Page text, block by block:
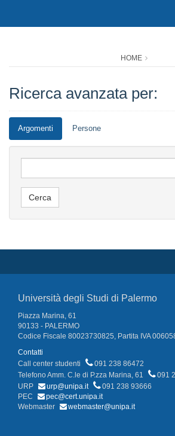
HOME
Ricerca avanzata per:
Argomenti Persone
Università degli Studi di Palermo
Piazza Marina, 61
90133 - PALERMO
Codice Fiscale 80023730825, Partita IVA
Contatti
Call center studenti
091 238 86472
Telefono Amm. C.le di P.zza Marina, 61
091
URP
urp@unipa.it
091 238 93666
PEC
pec@cert.unipa.it
Webmaster
webmaster@unipa.it